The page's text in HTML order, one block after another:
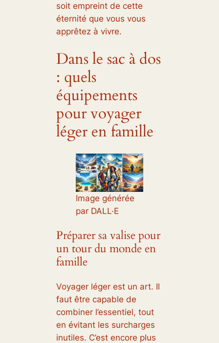
soit empreint de cette
éternité que vous vous
apprêtez à vivre.
Dans le sac à dos
: quels
équipements
pour voyager
léger en famille
Image générée
par DALL·E
Préparer sa valise pour
un tour du monde en
famille
Voyager léger est un art. Il
faut être capable de
combiner l’essentiel, tout
en évitant les surcharges
inutiles. C’est encore plus